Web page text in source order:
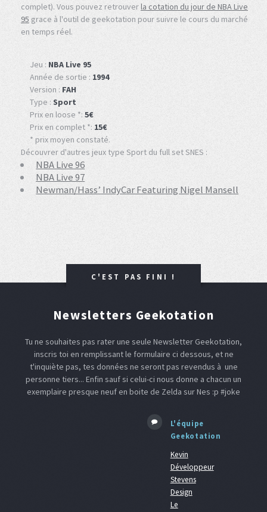
complet). Vous pouvez retrouverla cotation du jour de NBA Live
95 grace à l'outil de geekotation pour suivre le cours du marché
en temps réel.
Jeu : NBA Live 95
Année de sortie : 1994
Version : FAH
Type : Sport
Prix en loose *: 5€
Prix en complet *: 15€
* prix moyen constaté.
Découvrer d'autres jeux type Sport du full set SNES :
NBA Live 96
NBA Live 97
Newman/Hass’ IndyCar Featuring Nigel Mansell
C'EST PAS FINI !
Newsletters Geekotation
Tu ne souhaites pas rater une seule Newsletter Geekotation,
inscris toi en remplissant le formulaire ci dessous, et ne
t'inquiète pas, tes données ne seront pas revendus à une
personne tiers... Enfin sauf si celui-ci nous donne a chacun un
exemplaire presque neuf en boite de Zelda sur Nes :p #joke
L'équipe
Geekotation
Kevin
Développeur
Stevens
Design
Le